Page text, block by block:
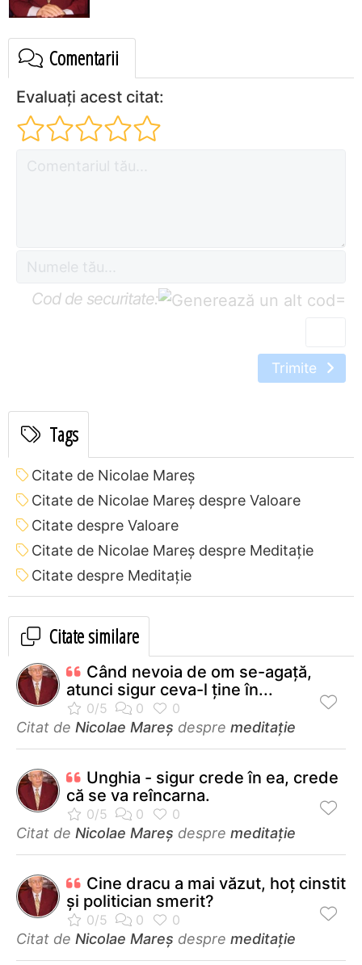
Comentarii
Evaluați acest citat:
Cod de securitate: =
Trimite
Tags
Citate de Nicolae Mareș
Citate de Nicolae Mareș despre Valoare
Citate despre Valoare
Citate de Nicolae Mareș despre Meditație
Citate despre Meditație
Citate similare
Când nevoia de om se-agață,
atunci sigur ceva-l ține în...
Citat de Nicolae Mareș despre meditație
Unghia - sigur crede în ea, crede
că se va reîncarna.
Citat de Nicolae Mareș despre meditație
Cine dracu a mai văzut, hoț cinstit
și politician smerit?
Citat de Nicolae Mareș despre meditație